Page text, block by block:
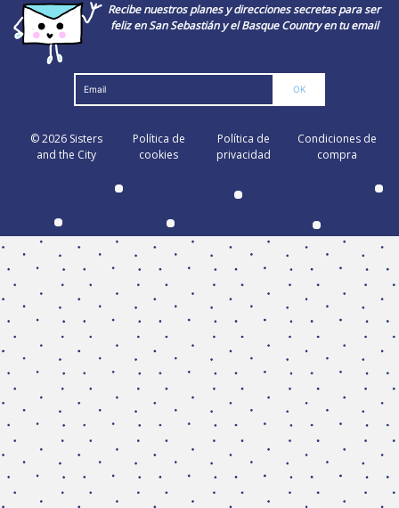
Recibe nuestros planes y direcciones secretas para ser
feliz en San Sebastián y el Basque Country en tu email
© 2026 Sisters
and the City
Política de
cookies
Política de
privacidad
Condiciones de
compra